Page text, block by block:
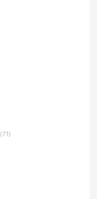
(71)